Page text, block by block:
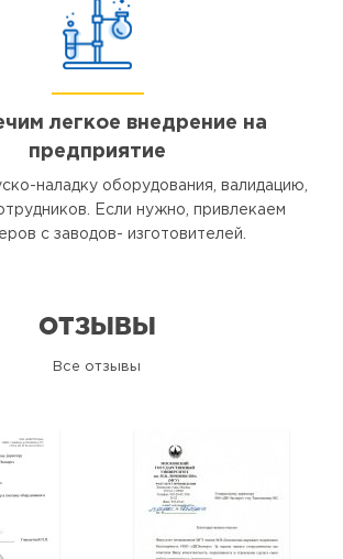
легкое внедрение на
предприятие
наладку оборудования, валидацию,
Если нужно, привлекаем
с заводов- изготовителей.
ОТЗЫВЫ
Все отзывы